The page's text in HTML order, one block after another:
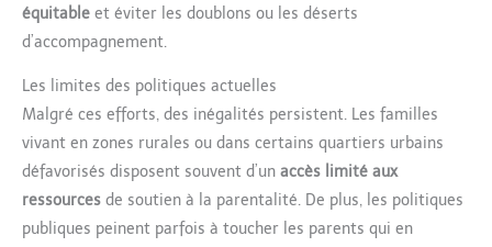
équitable et éviter les doublons ou les déserts
d’accompagnement.
Les limites des politiques actuelles
Malgré ces efforts, des inégalités persistent. Les familles
vivant en zones rurales ou dans certains quartiers urbains
défavorisés disposent souvent d’un accès limité aux
ressources de soutien à la parentalité. De plus, les politiques
publiques peinent parfois à toucher les parents qui en